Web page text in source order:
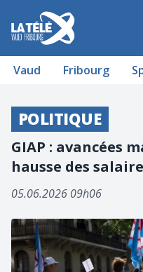
La Télé - Télévision
Vaud Fribourg
POLITIQUE
GIAP : avancées
hausse des
05.06.2026 09h06